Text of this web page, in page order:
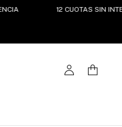
12 CUOTAS SIN